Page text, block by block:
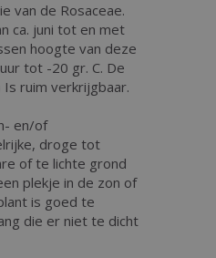
van de Rosaceae.
ca. juni tot en met
hoogte van deze
tot -20 gr. C. De
ruim verkrijgbaar.
en/of
droge tot
of te lichte grond
plekje in de zon of
is goed te
die er niet te dicht